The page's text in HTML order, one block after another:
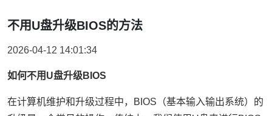
不用U盘升级BIOS的方法
2026-04-12 14:01:34
如何不用U盘升级BIOS
在计算机维护和升级过程中，BIOS（基本输入输出系统）的